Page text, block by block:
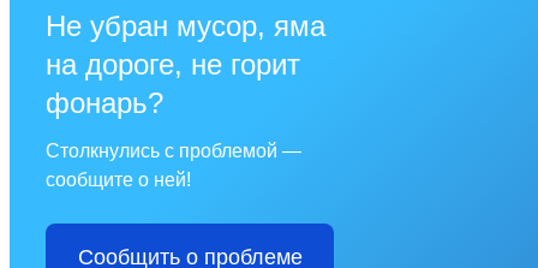
Не убран мусор, яма
на дороге, не горит
фонарь?
Столкнулись с проблемой —
сообщите о ней!
Сообщить о проблеме